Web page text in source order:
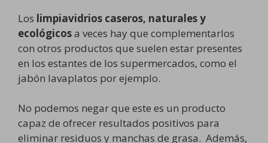
Los limpiavidrios caseros, naturales y
ecológicosa veces hay que complementarlos
con otros productos que suelen estar presentes
en los estantes de los supermercados, como el
jabón lavaplatos por ejemplo.
No podemos negar que este es un producto
capaz de ofrecer resultados positivos para
eliminar residuos y manchas de grasa. Además,